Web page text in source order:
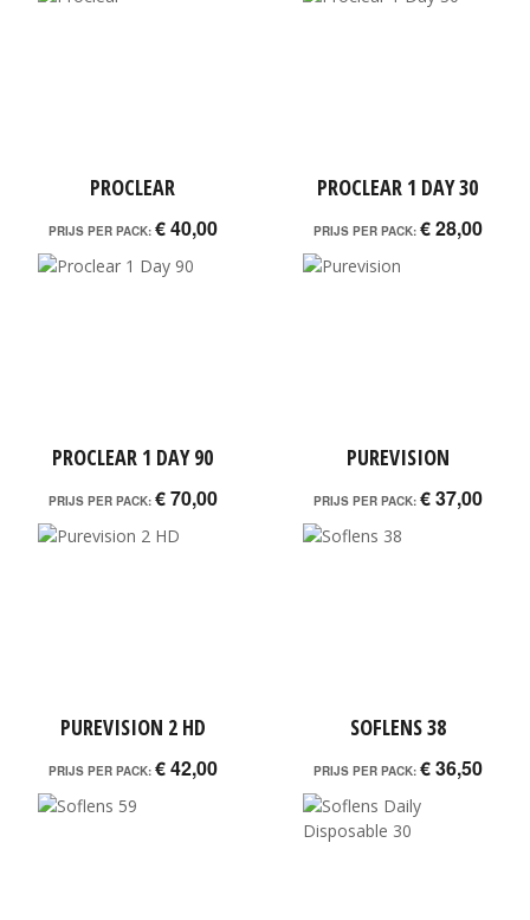
PROCLEAR
PRIJS PER PACK: € 40,00
PROCLEAR 1 DAY 30
PRIJS PER PACK: € 28,00
PROCLEAR 1 DAY 90
PRIJS PER PACK: € 70,00
PUREVISION
PRIJS PER PACK: € 37,00
PUREVISION 2 HD
PRIJS PER PACK: € 42,00
SOFLENS 38
PRIJS PER PACK: € 36,50